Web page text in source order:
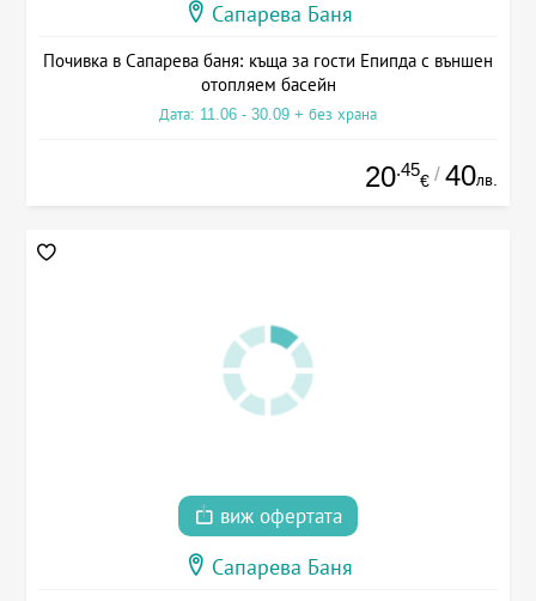
Сапарева Баня
Почивка в Сапарева баня: къща за гости Епипда с външен
отопляем басейн
Дата: 11.06 - 30.09 + без храна
20.45
€ / 40лв.
виж офертата
Сапарева Баня